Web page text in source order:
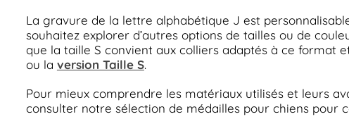
La gravure de la lettre alphabétique J est
souhaitez explorer d’autres options de tailles ou de
que la taille S convient aux colliers adaptés à ce format
ou la version Taille S.
Pour mieux comprendre les matériaux utilisés et leurs
consulter notre sélection de médailles pour chiens